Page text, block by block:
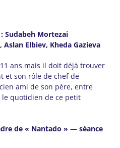
: Sudabeh Mortezai
Elbiev, Kheda Gazieva
ans mais il doit déjà trouver
et son rôle de chef de
ami de son père, entre
quotidien de ce petit
de « Nantado » — séance